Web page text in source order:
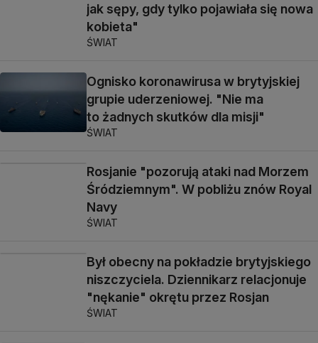
jak sępy, gdy tylko pojawiała się nowa
kobieta"
ŚWIAT
Ognisko koronawirusa w brytyjskiej
grupie uderzeniowej. "Nie ma
to żadnych skutków dla misji"
ŚWIAT
Rosjanie "pozorują ataki nad Morzem
Śródziemnym". W pobliżu znów Royal
Navy
ŚWIAT
Był obecny na pokładzie brytyjskiego
niszczyciela. Dziennikarz relacjonuje
"nękanie" okrętu przez Rosjan
ŚWIAT